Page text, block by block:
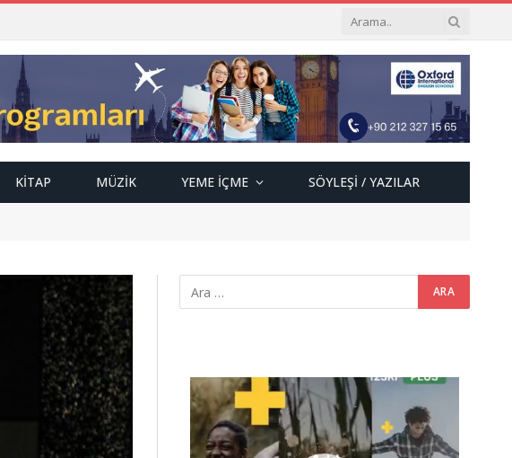
KITAP MÜZIK YEME İÇME SÖYLEŞI / YAZILAR
Video
oynatıcı